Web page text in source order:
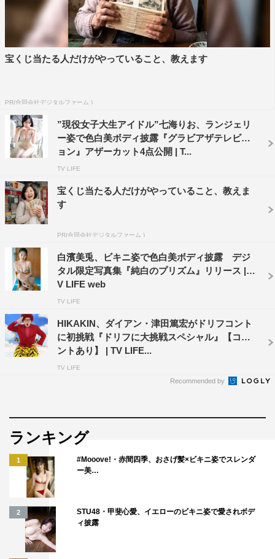
宝くじ当たる人だけがやっていること、教えます
PR(合同会社デジタルファーム )
”現役女子大生アイドル”七海りお、ランジェリ
ー姿で色白美ボディ披露『グラビアザテレビジ
ョン』アザーカット4点公開 | T...
TV LIFE
宝くじ当たる人だけがやっていること、教えま
す
PR(合同会社デジタルファーム )
白濱美兎、ビキニ姿で色白美ボディ披露 デジ
タル限定写真集『純白のプリズム』リリース | T
V LIFE web
TV LIFE
HIKAKIN、ダイアン・津田篤宏がドリフコント
に初挑戦『ドリフに大挑戦スペシャル』【コメ
ントあり】 | TV LIFE...
TV LIFE
Recommended by
ランキング
1
#Mooove!・赤間四季、おさげ髪×ビキニ姿でスレンダ
ー美…
2
STU48・甲斐心愛、イエローのビキニ姿で愛されボデ
ィ披露